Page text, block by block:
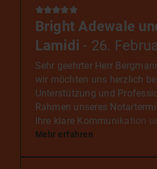
Bright Adewale
Lamidi- 26.
Sehr geehrter Herr
wir möchten uns herzlich
Unterstützung und
Rahmen unseres
Ihre klare Kommunikation
Organisation haben
Mehr erfahren